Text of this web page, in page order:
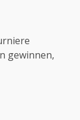
gewinnen,